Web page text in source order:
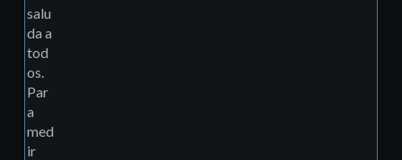
salu
da a
tod
os.
Par
a
med
ir